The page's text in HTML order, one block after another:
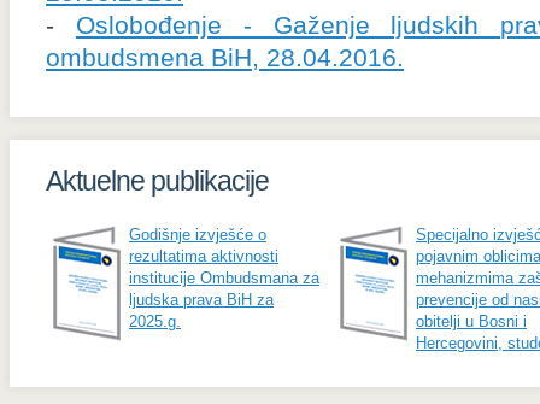
- Oslobođenje - Gaženje ljudskih
ombudsmena BiH, 28.04.2016.
Aktuelne publikacije
Godišnje izvješće o
rezultatima aktivnosti
institucije Ombudsmana za
ljudska prava BiH za
2025.g.
Specijalno
pojavnim
mehanizmima
prevencije od
obitelji u Bosni i
Hercegovini,